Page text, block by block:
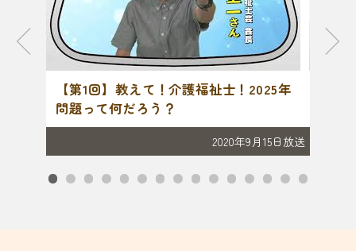
【第1回】教えて！介護福祉士！2025年
問題って何だろう？
2020年9月15日放送